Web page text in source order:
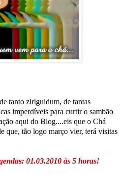
tanto ziriguidum, de tantas
imperdíveis para curtir o sambão
aqui do Blog....eis que o Chá
que, tão logo março vier, terá visitas
01.03.2010 às 5 horas!